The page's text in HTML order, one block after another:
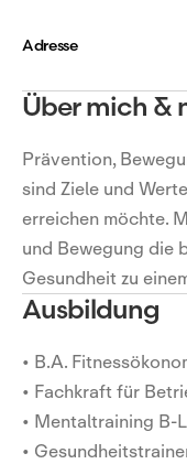
Adresse
Über mich &
Prävention,
sind Ziele und
erreichen möchte.
und Bewegung die
Gesundheit zu
Ausbildung
• B.A.
• Fachkraft für
• Mentaltraining B-
•